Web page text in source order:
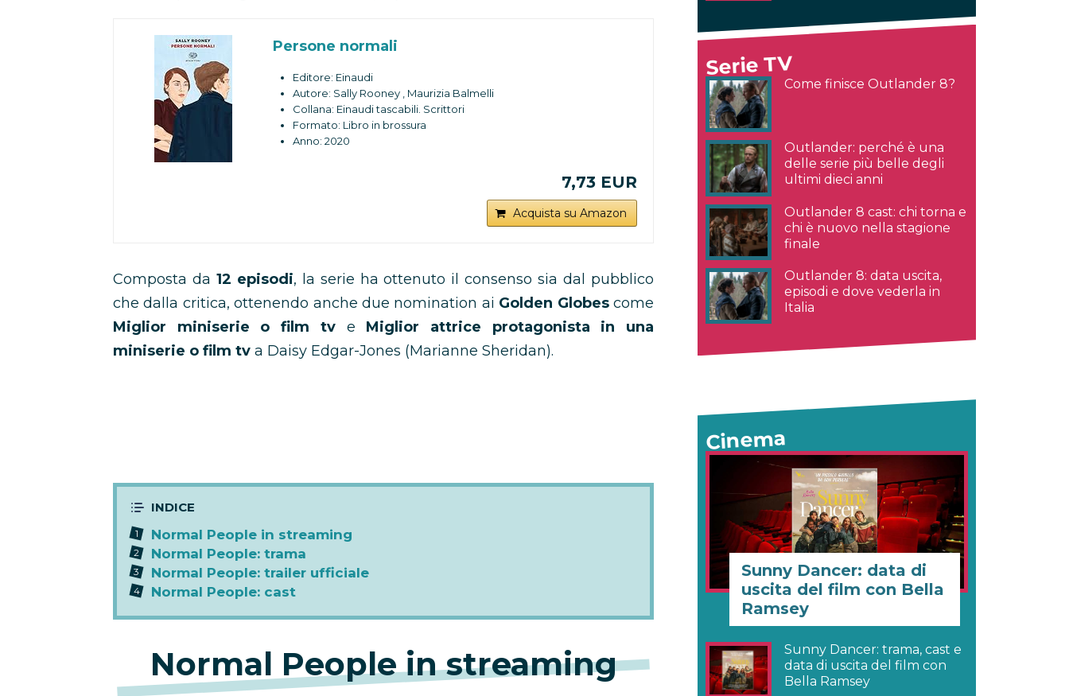
Persone normali
Editore: Einaudi
Autore: Sally Rooney , Maurizia Balmelli
Collana: Einaudi tascabili. Scrittori
Formato: Libro in brossura
Anno: 2020
7,73 EUR
Acquista su Amazon
Composta da 12 episodi, la serie ha ottenuto il consenso sia dal pubblico
che dalla critica, ottenendo anche due nomination ai Golden Globescome
Miglior miniserie o film tve Miglior attrice protagonista in una
miniserie o film tv a Daisy Edgar-Jones (Marianne Sheridan).
Normal People in streaming
Normal People: trama
Normal People: trailer ufficiale
Normal People: cast
Normal People in streaming
Serie TV
Come finisce Outlander 8?
Outlander: perché è una
delle serie più belle degli
ultimi dieci anni
Outlander 8 cast: chi torna e
chi è nuovo nella stagione
finale
Outlander 8: data uscita,
episodi e dove vederla in
Italia
Cinema
Sunny Dancer: data di
uscita del film con Bella
Ramsey
Sunny Dancer: trama, cast e
data di uscita del film con
Bella Ramsey